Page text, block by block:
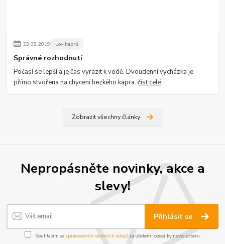
23.08.2019 Lov kaprů
Správné rozhodnutí
Počasí se lepší a je čas vyrazit k vodě. Dvoudenní vycházka je
přímo stvořena na chycení hezkého kapra.číst celé
Zobrazit všechny články
Nepropásněte novinky, akce a
slevy!
Přihlásit se
Souhlasím se zpracováním osobních údajůza účelem rozesílky newsletteru.